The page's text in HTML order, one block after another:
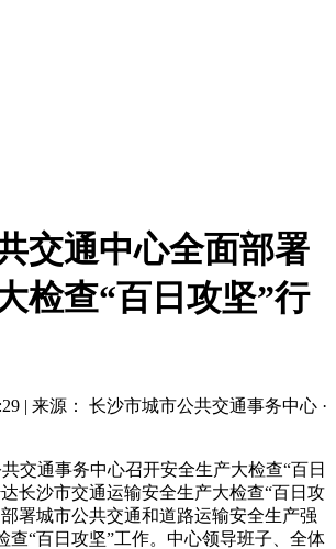
交通中心全面部署
检查“百日攻坚”行
| 来源： 长沙市城市公共交通事务中心 ·
交通事务中心召开安全生产大检查“百日
长沙市交通运输安全生产大检查“百日攻
署城市公共交通和道路运输安全生产强
查“百日攻坚”工作。中心领导班子、全体